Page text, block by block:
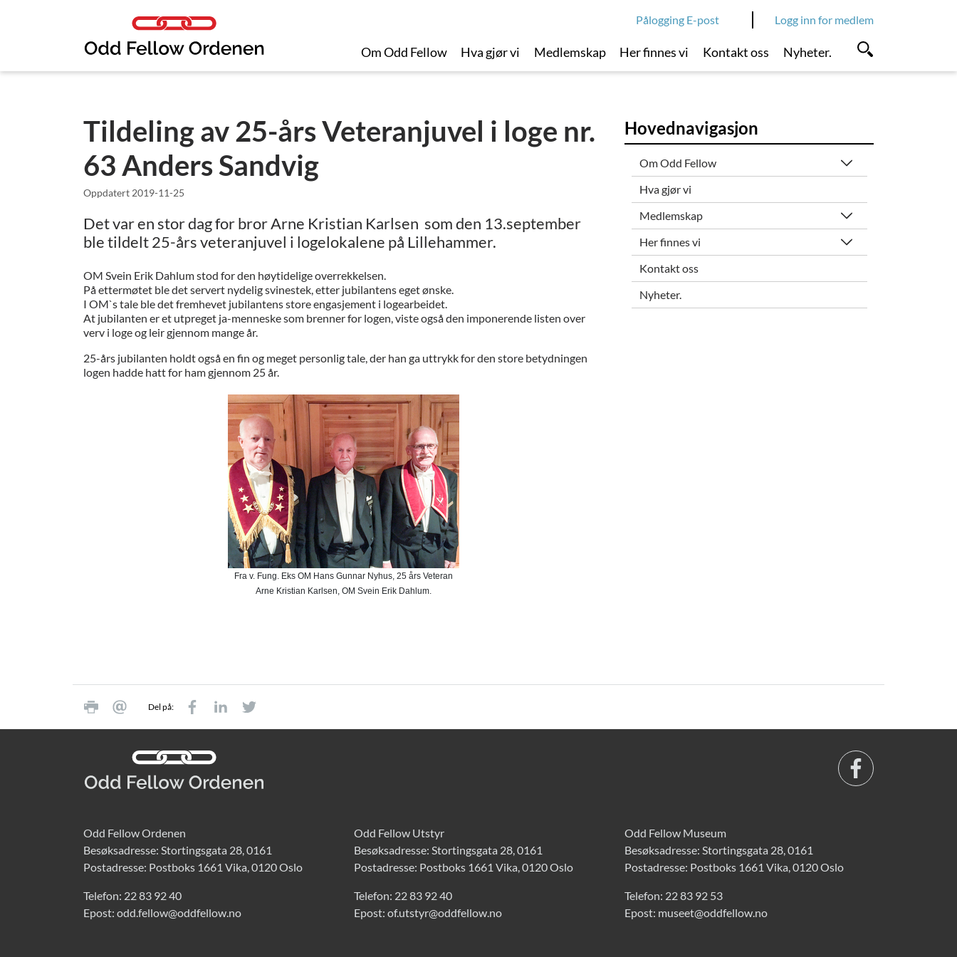
Logg inn for medlem
Pålogging E-post
Om Odd Fellow Hva gjør vi Medlemskap Her finnes vi Kontakt oss Nyheter.
Tildeling av 25-års Veteranjuvel i loge nr.
63 Anders Sandvig
Oppdatert 2019-11-25
Det var en stor dag for bror Arne Kristian Karlsen som den 13.september
ble tildelt 25-års veteranjuvel i logelokalene på Lillehammer.
OM Svein Erik Dahlum stod for den høytidelige overrekkelsen.
På ettermøtet ble det servert nydelig svinestek, etter jubilantens eget ønske.
I OM`s tale ble det fremhevet jubilantens store engasjement i logearbeidet.
At jubilanten er et utpreget ja-menneske som brenner for logen, viste også den imponerende listen over
verv i loge og leir gjennom mange år.
25-års jubilanten holdt også en fin og meget personlig tale, der han ga uttrykk for den store betydningen
logen hadde hatt for ham gjennom 25 år.
Fra v. Fung. Eks OM Hans Gunnar Nyhus, 25 års Veteran
Arne Kristian Karlsen, OM Svein Erik Dahlum.
Hovednavigasjon
Om Odd Fellow
Hva gjør vi
Medlemskap
Her finnes vi
Kontakt oss
Nyheter.
Del på:
Odd Fellow Ordenen
Besøksadresse: Stortingsgata 28, 0161
Postadresse: Postboks 1661 Vika, 0120 Oslo
Telefon: 22 83 92 40
Epost: odd.fellow@oddfellow.no
Odd Fellow Utstyr
Besøksadresse: Stortingsgata 28, 0161
Postadresse: Postboks 1661 Vika, 0120 Oslo
Telefon: 22 83 92 40
Epost: of.utstyr@oddfellow.no
Odd Fellow Museum
Besøksadresse: Stortingsgata 28, 0161
Postadresse: Postboks 1661 Vika, 0120 Oslo
Telefon: 22 83 92 53
Epost: museet@oddfellow.no